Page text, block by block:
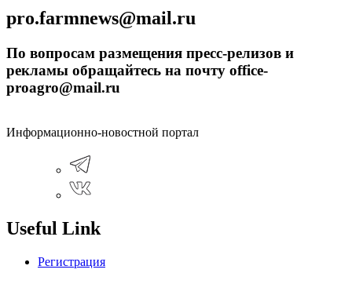
pro.farmnews@mail.ru
По вопросам размещения пресс-релизов и
рекламы обращайтесь на почту office-
proagro@mail.ru
Информационно-новостной портал
Useful Link
Регистрация